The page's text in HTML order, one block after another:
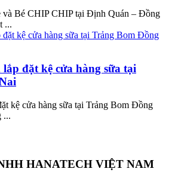
và Bé CHIP CHIP tại Định Quán – Đồng
...
đặt kệ cửa hàng sữa tại
kệ cửa hàng sữa tại Trảng Bom Đồng
...
HANATECH VIỆT NAM